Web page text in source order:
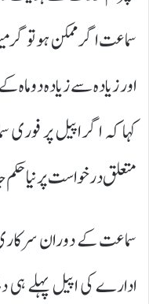
سماعت اگر ممکن ہو تو
اور زیادہ سے زیادہ دو
کہا کہ اگر اپیل پر
متعلق درخواست پر نیا
سماعت کے دوران
ادارے کی اپیل پہلے